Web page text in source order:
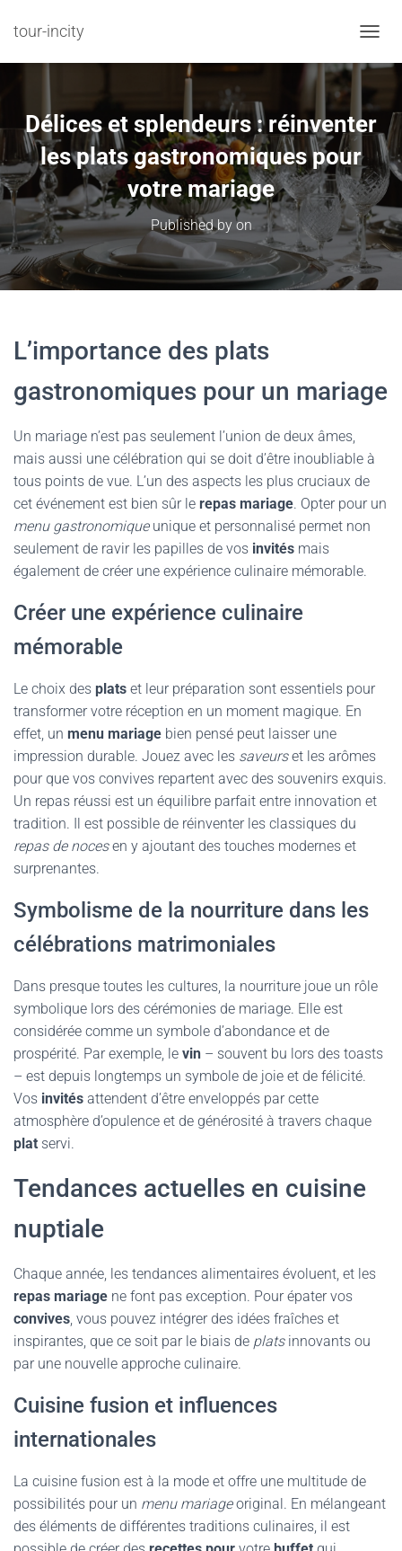
tour-incity
Délices et splendeurs : réinventer
les plats gastronomiques pour
votre mariage
Published by on
L’importance des plats
gastronomiques pour un mariage
Un mariage n’est pas seulement l’union de deux âmes,
mais aussi une célébration qui se doit d’être inoubliable à
tous points de vue. L’un des aspects les plus cruciaux de
cet événement est bien sûr le repas mariage. Opter pour un
menu gastronomiqueunique et personnalisé permet non
seulement de ravir les papilles de vos invités mais
également de créer une expérience culinaire mémorable.
Créer une expérience culinaire
mémorable
Le choix des plats et leur préparation sont essentiels pour
transformer votre réception en un moment magique. En
effet, un menu mariage bien pensé peut laisser une
impression durable. Jouez avec les saveurset les arômes
pour que vos convives repartent avec des souvenirs exquis.
Un repas réussi est un équilibre parfait entre innovation et
tradition. Il est possible de réinventer les classiques du
repas de nocesen y ajoutant des touches modernes et
surprenantes.
Symbolisme de la nourriture dans les
célébrations matrimoniales
Dans presque toutes les cultures, la nourriture joue un rôle
symbolique lors des cérémonies de mariage. Elle est
considérée comme un symbole d’abondance et de
prospérité. Par exemple, le vin – souvent bu lors des toasts
– est depuis longtemps un symbole de joie et de félicité.
Vos invités attendent d’être enveloppés par cette
atmosphère d’opulence et de générosité à travers chaque
plat servi.
Tendances actuelles en cuisine
nuptiale
Chaque année, les tendances alimentaires évoluent, et les
repas mariage ne font pas exception. Pour épater vos
convives, vous pouvez intégrer des idées fraîches et
inspirantes, que ce soit par le biais de platsinnovants ou
par une nouvelle approche culinaire.
Cuisine fusion et influences
internationales
La cuisine fusion est à la mode et offre une multitude de
possibilités pour un menu mariageoriginal. En mélangeant
des éléments de différentes traditions culinaires, il est